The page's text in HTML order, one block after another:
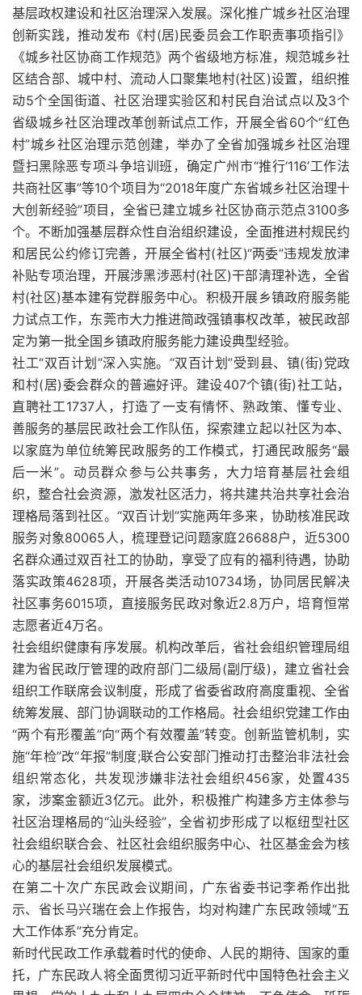
基层政权建设和社区治理深入发展。深化推广城乡社区治理
创新实践，推动发布《村(居)民委员会工作职责事项指引》
《城乡社区协商工作规范》两个省级地方标准，规范城乡社
区结合部、城中村、流动人口聚集地村(社区)设置，组织推
动5个全国街道、社区治理实验区和村民自治试点以及3个
省级城乡社区治理改革创新试点工作，开展全省60个“红色
村”城乡社区治理示范创建，举办了全省加强城乡社区治理
暨扫黑除恶专项斗争培训班，确定广州市“推行‘116’工作法
共商社区事”等10个项目为“2018年度广东省城乡社区治理十
大创新经验”项目，全省已建立城乡社区协商示范点3100多
个。不断加强基层群众性自治组织建设，全面推进村规民约
和居民公约修订完善，开展全省村(社区)“两委”违规发放津
补贴专项治理，开展涉黑涉恶村(社区)干部清理补选，全省
村(社区)基本建有党群服务中心。积极开展乡镇政府服务能
力试点工作，东莞市大力推进简政强镇事权改革，被民政部
定为第一批全国乡镇政府服务能力建设典型经验。
社工“双百计划”深入实施。“双百计划”受到县、镇(街)党政
和村(居)委会群众的普遍好评。建设407个镇(街)社工站，
直聘社工1737人，打造了一支有情怀、熟政策、懂专业、
善服务的基层民政社会工作队伍，探索建立起以社区为本、
以家庭为单位统筹民政服务的工作模式，打通民政服务“最
后一米”。动员群众参与公共事务，大力培育基层社会组
织，整合社会资源，激发社区活力，将共建共治共享社会治
理格局落到社区。“双百计划”实施两年多来，协助核准民政
服务对象80065人，梳理登记问题家庭26688户，近5300
名群众通过双百社工的协助，享受了应有的福利待遇，协助
落实政策4628项，开展各类活动10734场，协同居民解决
社区事务6015项，直接服务民政对象近2.8万户，培育恒常
志愿者近4万名。
社会组织健康有序发展。机构改革后，省社会组织管理局组
建为省民政厅管理的政府部门二级局(副厅级)，建立省社会
组织工作联席会议制度，形成了省委省政府高度重视、全省
统筹发展、部门协调联动的工作格局。社会组织党建工作由
“两个有形覆盖”向“两个有效覆盖”转变。创新监管机制，实
施“年检”改“年报”制度;联合公安部门推动打击整治非法社会
组织常态化，共发现涉嫌非法社会组织456家，处置435
家，涉案金额近3亿元。此外，积极推广构建多方主体参与
社区治理格局的“汕头经验”，全省初步形成了以枢纽型社区
社会组织联合会、社区社会组织服务中心、社区基金会为核
心的基层社会组织发展模式。
在第二十次广东民政会议期间，广东省委书记李希作出批
示、省长马兴瑞在会上作报告，均对构建广东民政领域“五
大工作体系”充分肯定。
新时代民政工作承载着时代的使命、人民的期待、国家的重
托，广东民政人将全面贯彻习近平新时代中国特色社会主义